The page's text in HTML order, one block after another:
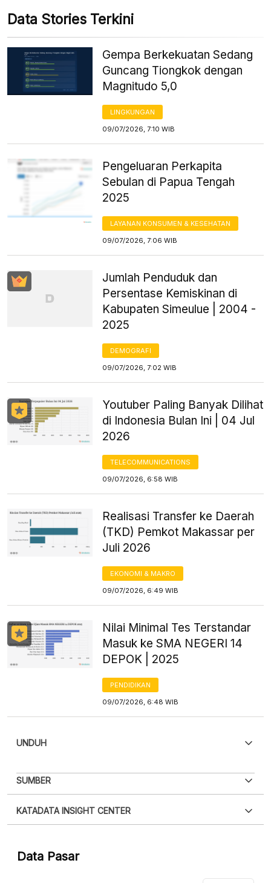
Data Stories Terkini
Gempa Berkekuatan Sedang
Guncang Tiongkok dengan
Magnitudo 5,0
LINGKUNGAN
09/07/2026, 7:10 WIB
Pengeluaran Perkapita
Sebulan di Papua Tengah
2025
LAYANAN KONSUMEN & KESEHATAN
09/07/2026, 7:06 WIB
Jumlah Penduduk dan
Persentase Kemiskinan di
Kabupaten Simeulue | 2004 -
2025
DEMOGRAFI
09/07/2026, 7:02 WIB
Youtuber Paling Banyak Dilihat
di Indonesia Bulan Ini | 04 Jul
2026
TELECOMMUNICATIONS
09/07/2026, 6:58 WIB
Realisasi Transfer ke Daerah
(TKD) Pemkot Makassar per
Juli 2026
EKONOMI & MAKRO
09/07/2026, 6:49 WIB
Nilai Minimal Tes Terstandar
Masuk ke SMA NEGERI 14
DEPOK | 2025
PENDIDIKAN
09/07/2026, 6:48 WIB
UNDUH
PDF PNG
XLS
SUMBER
punya akun?Silakan Daftar sekarang
KATADATA INSIGHT CENTER
Data Pasar